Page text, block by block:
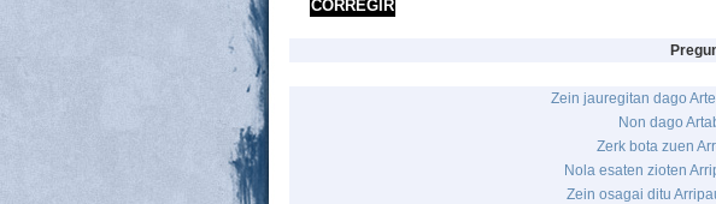
Zein jauregitan dago
Non dago
Zerk bota zuen
Nola esaten zioten
Zein osagai ditu